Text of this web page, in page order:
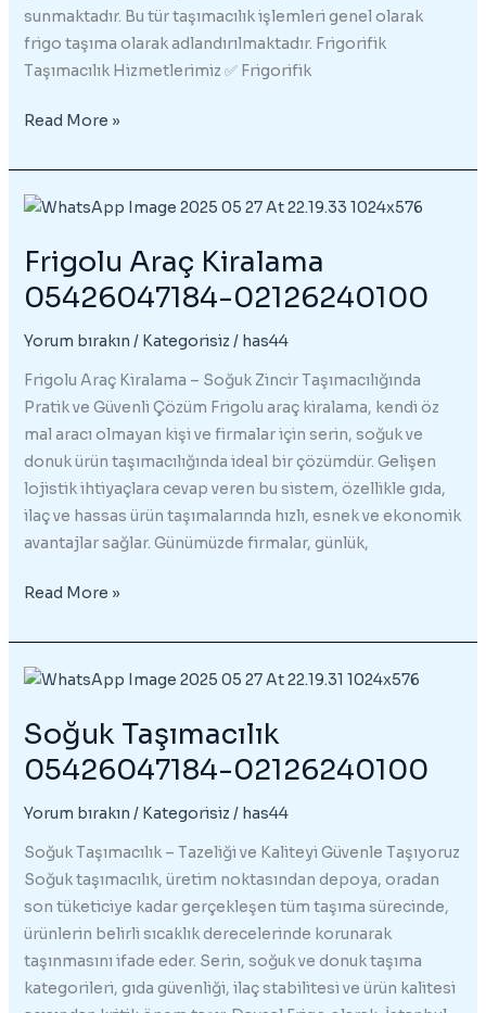
sunmaktadır. Bu tür taşımacılık işlemleri genel olarak
frigo taşıma olarak adlandırılmaktadır. Frigorifik
Taşımacılık Hizmetlerimiz ✅ Frigorifik
Frigo
Yapan
Firmalar
05426047184
-02126240100
Read More »
Frigolu Araç Kiralama
05426047184-02126240100
Yorum bırakın / Kategorisiz / has44
Frigolu Araç Kiralama – Soğuk Zincir Taşımacılığında
Pratik ve Güvenli Çözüm Frigolu araç kiralama, kendi öz
mal aracı olmayan kişi ve firmalar için serin, soğuk ve
donuk ürün taşımacılığında ideal bir çözümdür. Gelişen
lojistik ihtiyaçlara cevap veren bu sistem, özellikle gıda,
ilaç ve hassas ürün taşımalarında hızlı, esnek ve ekonomik
avantajlar sağlar. Günümüzde firmalar, günlük,
Frigolu
Kiralama
05426047184-
Read More »
Soğuk Taşımacılık
05426047184-02126240100
Yorum bırakın / Kategorisiz / has44
Soğuk Taşımacılık – Tazeliği ve Kaliteyi Güvenle Taşıyoruz
Soğuk taşımacılık, üretim noktasından depoya, oradan
son tüketiciye kadar gerçekleşen tüm taşıma sürecinde,
ürünlerin belirli sıcaklık derecelerinde korunarak
taşınmasını ifade eder. Serin, soğuk ve donuk taşıma
kategorileri, gıda güvenliği, ilaç stabilitesi ve ürün kalitesi